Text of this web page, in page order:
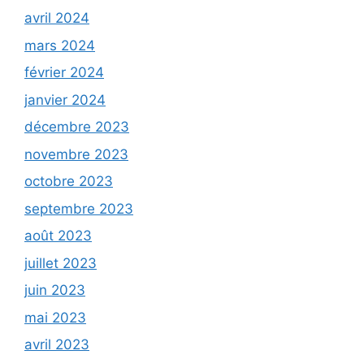
avril 2024
mars 2024
février 2024
janvier 2024
décembre 2023
novembre 2023
octobre 2023
septembre 2023
août 2023
juillet 2023
juin 2023
mai 2023
avril 2023